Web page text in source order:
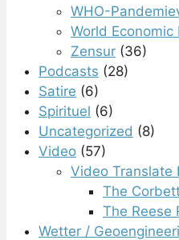
WHO-
World Economic
Zensur (36)
Podcasts (28)
Satire (6)
Spirituel (6)
Uncategorized (8)
Video (57)
Video Translate
The
The Reese
Wetter /